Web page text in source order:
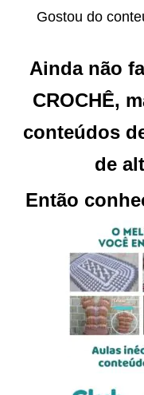
Gostou do
Ainda não
CROCHÊ,
conteúdos
de
Então